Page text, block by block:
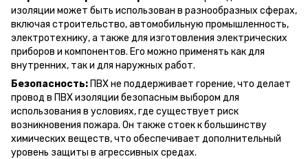
изоляции может быть использован в разнообразных сферах,
включая строительство, автомобильную промышленность,
электротехнику, а также для изготовления электрических
приборов и компонентов. Его можно применять как для
внутренних, так и для наружных работ.
Безопасность: ПВХ не поддерживает горение, что делает
провод в ПВХ изоляции безопасным выбором для
использования в условиях, где существует риск
возникновения пожара. Он также стоек к большинству
химических веществ, что обеспечивает дополнительный
уровень защиты в агрессивных средах.